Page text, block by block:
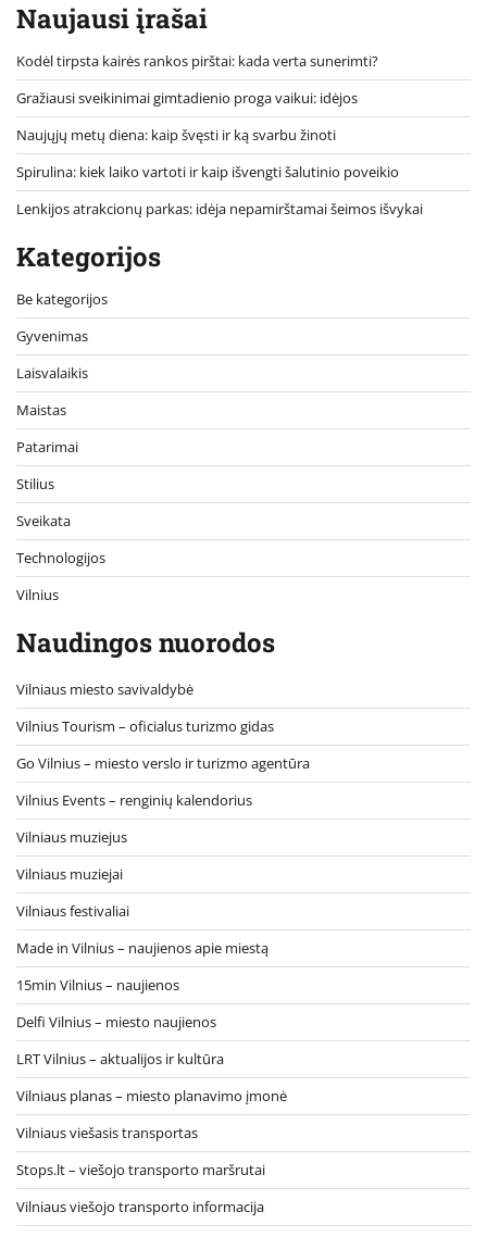
Naujausi įrašai
Kodėl tirpsta kairės rankos pirštai: kada verta sunerimti?
Gražiausi sveikinimai gimtadienio proga vaikui: idėjos
Naujųjų metų diena: kaip švęsti ir ką svarbu žinoti
Spirulina: kiek laiko vartoti ir kaip išvengti šalutinio poveikio
Lenkijos atrakcionų parkas: idėja nepamirštamai šeimos išvykai
Kategorijos
Be kategorijos
Gyvenimas
Laisvalaikis
Maistas
Patarimai
Stilius
Sveikata
Technologijos
Vilnius
Naudingos nuorodos
Vilniaus miesto savivaldybė
Vilnius Tourism – oficialus turizmo gidas
Go Vilnius – miesto verslo ir turizmo agentūra
Vilnius Events – renginių kalendorius
Vilniaus muziejus
Vilniaus muziejai
Vilniaus festivaliai
Made in Vilnius – naujienos apie miestą
15min Vilnius – naujienos
Delfi Vilnius – miesto naujienos
LRT Vilnius – aktualijos ir kultūra
Vilniaus planas – miesto planavimo įmonė
Vilniaus viešasis transportas
Stops.lt – viešojo transporto maršrutai
Vilniaus viešojo transporto informacija